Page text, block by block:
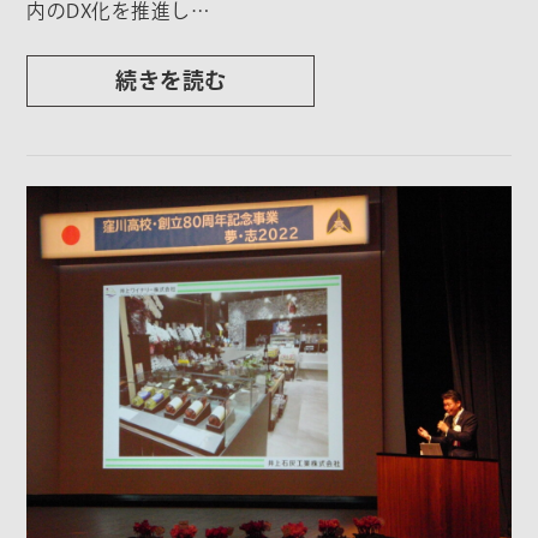
内のDX化を推進し…
続きを読む